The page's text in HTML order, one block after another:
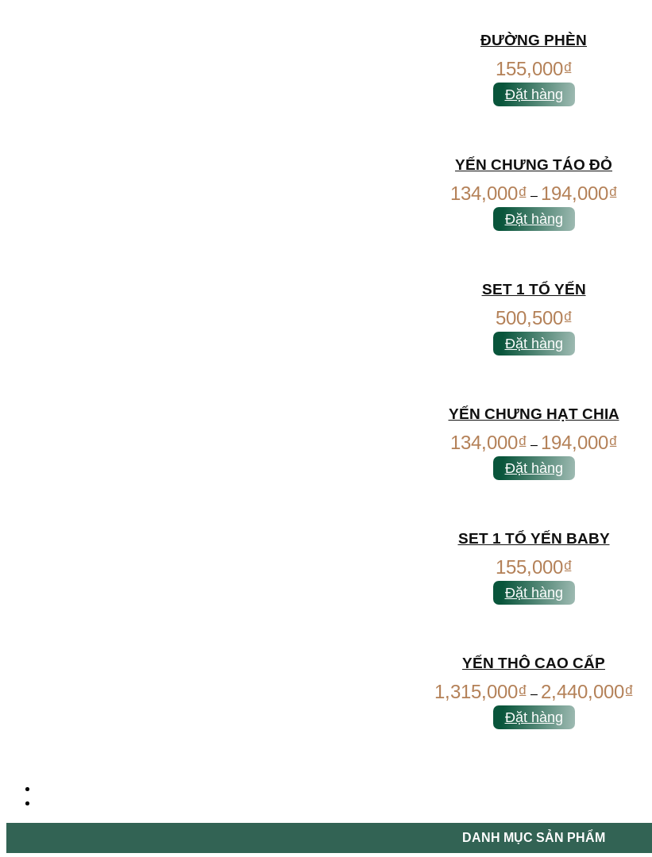
ĐƯỜNG PHÈN
155,000₫
Đặt hàng
YẾN CHƯNG TÁO ĐỎ
134,000₫ – 194,000₫
Đặt hàng
SET 1 TỔ YẾN
500,500₫
Đặt hàng
YẾN CHƯNG HẠT CHIA
134,000₫ – 194,000₫
Đặt hàng
SET 1 TỔ YẾN BABY
155,000₫
Đặt hàng
YẾN THÔ CAO CẤP
1,315,000₫ – 2,440,000₫
Đặt hàng
DANH MỤC SẢN PHẨM